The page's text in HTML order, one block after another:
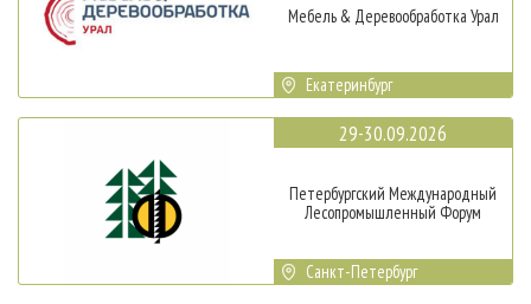
Мебель & Деревообработка Урал
Екатеринбург
29-30.09.2026
Петербургский Международный
Лесопромышленный Форум
Санкт-Петербург